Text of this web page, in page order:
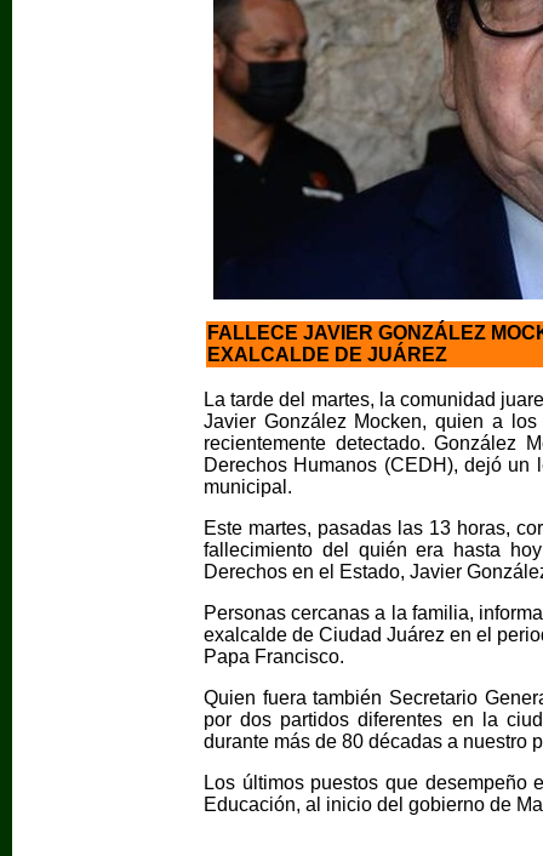
FALLECE JAVIER GONZÁLEZ
EXALCALDE DE JUÁREZ
La tarde del martes, la comunidad
Javier González Mocken, quien a
recientemente detectado. González
Derechos Humanos (CEDH), dejó
municipal.
Este martes, pasadas las 13 horas,
fallecimiento del quién era hasta
Derechos en el Estado, Javier
Personas cercanas a la familia,
exalcalde de Ciudad Juárez en el
Papa Francisco.
Quien fuera también Secretario
por dos partidos diferentes en la
durante más de 80 décadas a nuestro
Los últimos puestos que desempeño
Educación, al inicio del gobierno de